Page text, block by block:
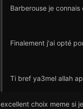
Barberouse je
Finalement j'ai opté
Ti bref ya3mel allah
excellent choix meme si